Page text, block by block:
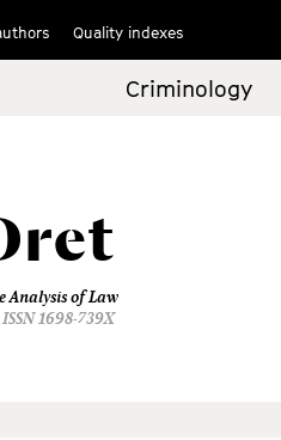
Quality indexes
Criminology
Analysis of Law
1698-739X